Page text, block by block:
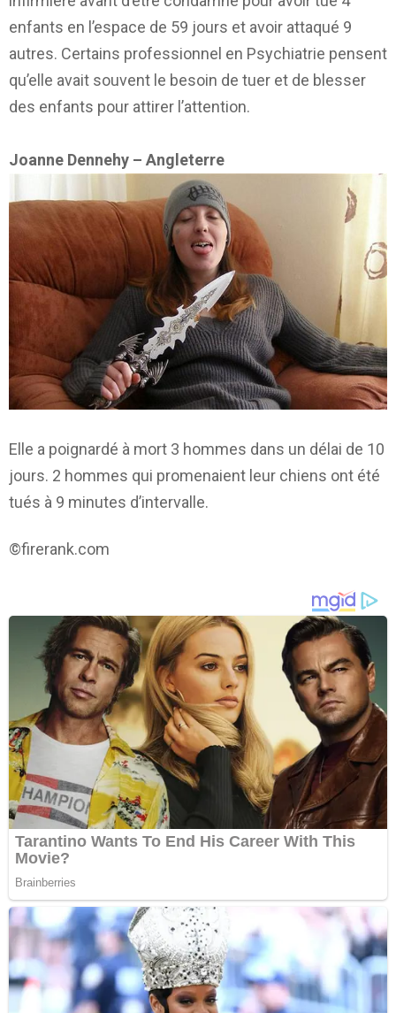
enfants en l’espace de 59 jours et avoir attaqué 9
autres. Certains professionnel en Psychiatrie pensent
qu’elle avait souvent le besoin de tuer et de blesser
des enfants pour attirer l’attention.
Joanne Dennehy – Angleterre
Elle a poignardé à mort 3 hommes dans un délai de 10
jours. 2 hommes qui promenaient leur chiens ont été
tués à 9 minutes d’intervalle.
©firerank.com